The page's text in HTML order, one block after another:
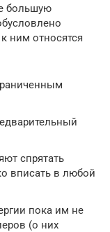
большую
ним относятся
спрятать
вписать в любой
пока им не
(о них